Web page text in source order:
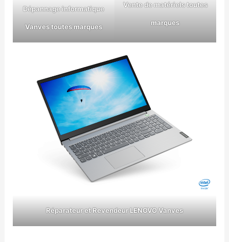
Dépannage informatique
Vanves toutes marques
Vente de matériels toutes
marques
Réparateur et Revendeur LENOVO Vanves